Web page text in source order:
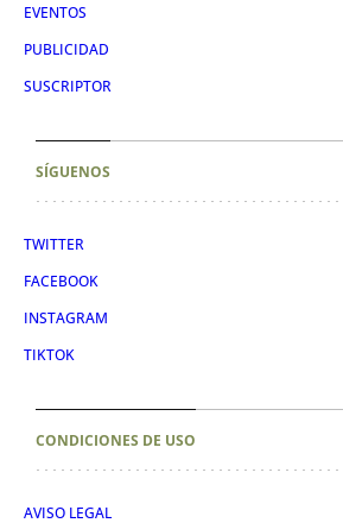
EVENTOS
PUBLICIDAD
SUSCRIPTOR
SÍGUENOS
TWITTER
FACEBOOK
INSTAGRAM
TIKTOK
CONDICIONES DE USO
AVISO LEGAL